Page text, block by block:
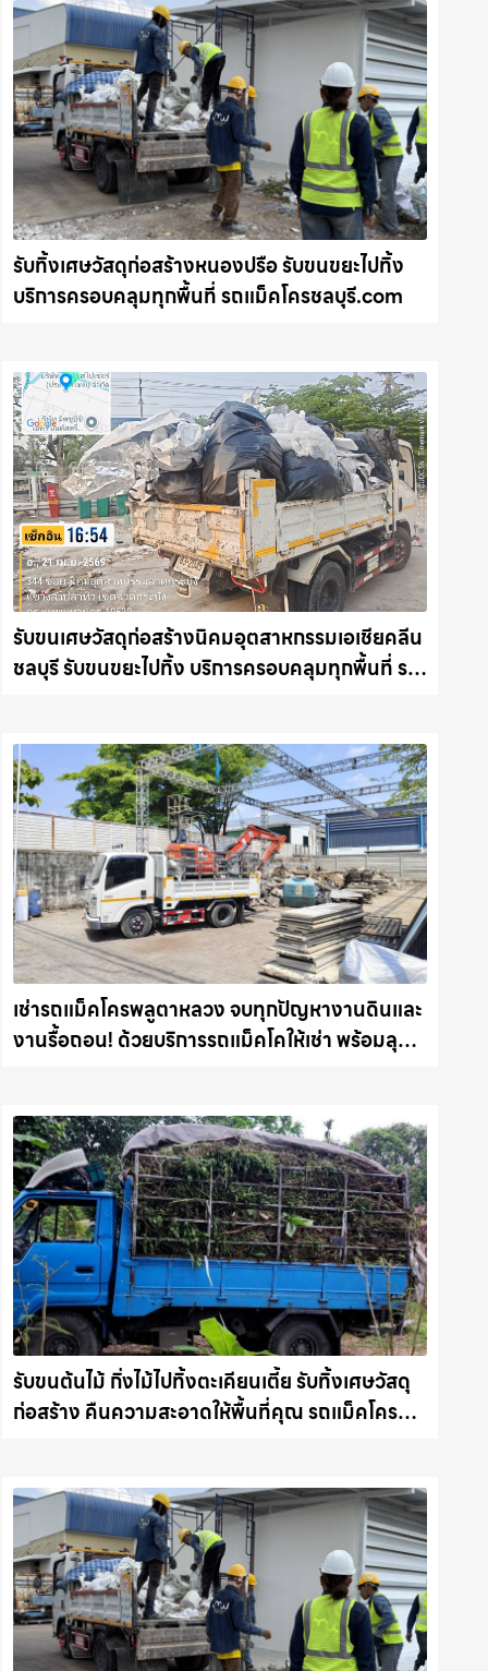
รับทิ้งเศษวัสดุก่อสร้างหนองปรือ รับขนขยะไปทิ้ง
บริการครอบคลุมทุกพื้นที่ รถแม็คโครชลบุรี.com
รับขนเศษวัสดุก่อสร้างนิคมอุตสาหกรรมเอเชียคลีน
ชลบุรี รับขนขยะไปทิ้ง บริการครอบคลุมทุกพื้นที่ รถ
เช่ารถแม็คโครพลูตาหลวง จบทุกปัญหางานดินและ
งานรื้อถอน! ด้วยบริการรถแม็คโคให้เช่า พร้อมลุย
รับขนต้นไม้ กิ่งไม้ไปทิ้งตะเคียนเตี้ย รับทิ้งเศษวัสดุ
ก่อสร้าง คืนความสะอาดให้พื้นที่คุณ รถแม็คโคร